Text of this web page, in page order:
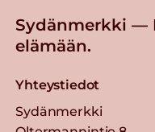
Sydänmerkki —
elämään.
Yhteystiedot
Sydänmerkki